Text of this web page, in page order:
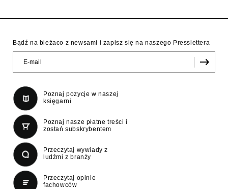
Bądź na bieżaco z newsami i zapisz się na naszego Presslettera
Poznaj pozycje w naszej
księgarni
Poznaj nasze płatne treści i
zostań subskrybentem
Przeczytaj wywiady z
ludźmi z branży
Przeczytaj opinie
fachowców